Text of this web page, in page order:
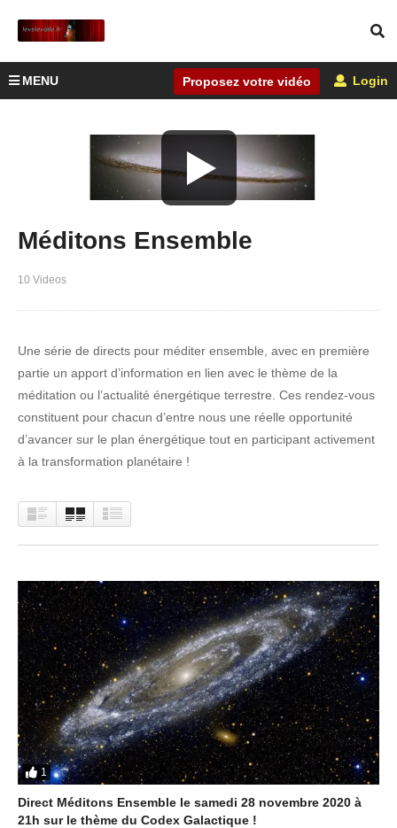
MENU Proposez votre vidéo Login
Méditons Ensemble
10 Videos
Une série de directs pour méditer ensemble, avec en première
partie un apport d’information en lien avec le thème de la
méditation ou l’actualité énergétique terrestre. Ces rendez-vous
constituent pour chacun d’entre nous une réelle opportunité
d’avancer sur le plan énergétique tout en participant activement
à la transformation planétaire !
1
Direct Méditons Ensemble le samedi 28 novembre 2020 à
21h sur le thème du Codex Galactique !